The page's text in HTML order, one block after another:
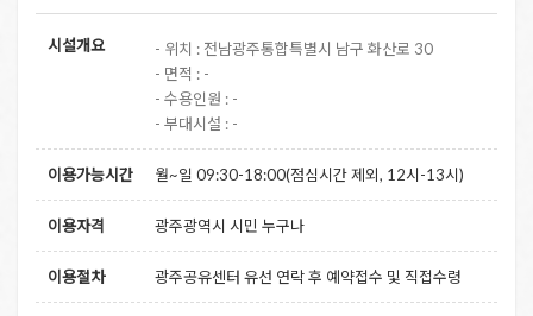
시설개요
- 위치 : 전남광주통합특별시 남구 화산로 30
- 면적 : -
- 수용인원 : -
- 부대시설 : -
이용가능시간 월~일 09:30-18:00(점심시간 제외, 12시-13시)
이용자격 광주광역시 시민 누구나
이용절차 광주공유센터 유선 연락 후 예약접수 및 직접수령